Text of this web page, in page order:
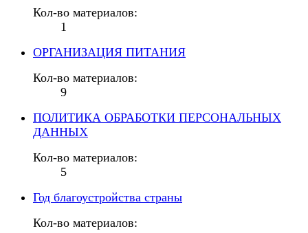
Кол-во материалов:
1
ОРГАНИЗАЦИЯ ПИТАНИЯ
Кол-во материалов:
9
ПОЛИТИКА ОБРАБОТКИ ПЕРСОНАЛЬНЫХ
ДАННЫХ
Кол-во материалов:
5
Год благоустройства страны
Кол-во материалов: